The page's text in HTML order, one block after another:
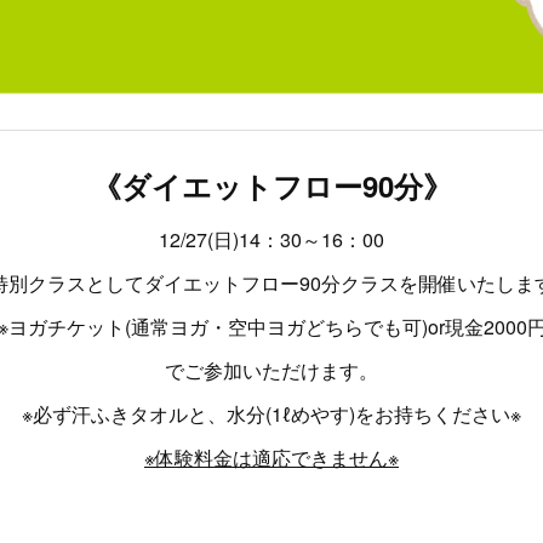
《ダイエットフロー90分》
12/27(日)14：30～16：00
クラスとしてダイエットフロー90分クラスを開催いたしま
ヨガチケット(通常ヨガ・空中ヨガどちらでも可)or現金2000
でご参加いただけます。
※必ず汗ふきタオルと、水分(1ℓめやす)をお持ちください※
※体験料金は適応できません※